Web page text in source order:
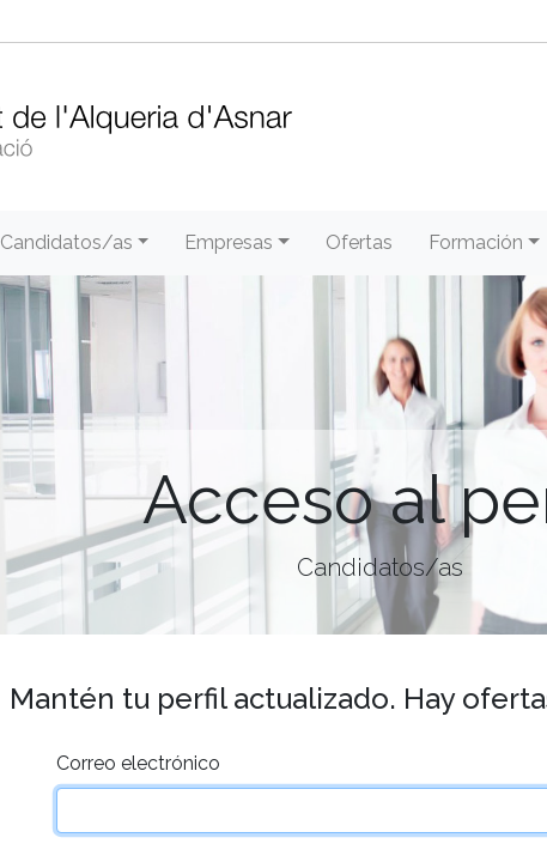
Candidatos/as Empresas Ofertas Formación
Acceso al
Candidatos/as
Mantén tu perfil actualizado. Hay
Correo electrónico